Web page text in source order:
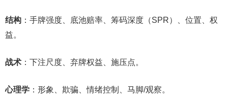
结构 ：手牌强度、底池赔率、筹码深度（SPR）、位置、权
益。
战术 ：下注尺度、弃牌权益、施压点。
心理学 ：形象、欺骗、情绪控制、马脚/观察。